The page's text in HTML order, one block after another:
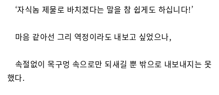
‘자식놈 제물로 바치겠다는 말을 참 쉽게도 하십니다!’
마음 같아선 그리 역정이라도 내보고 싶었으나,
속절없이 목구멍 속으로만 되새길 뿐 밖으로 내보내지는 못
했다.